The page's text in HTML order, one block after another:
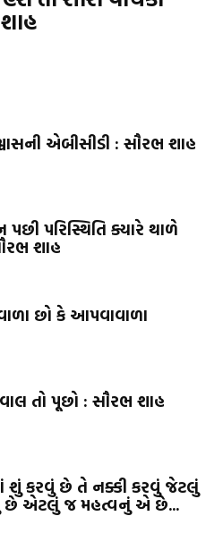
એબીસીડી : સૌરભ શાહ
પછી પરિસ્થિતિ ક્યારે થાળે
શાહ
છો કે આપવાવાળા
તો પૂછો : સૌરભ શાહ
શું કરવું છે તે નક્કી કરવું જેટલું
એટલું જ મહત્વનું એ છે...